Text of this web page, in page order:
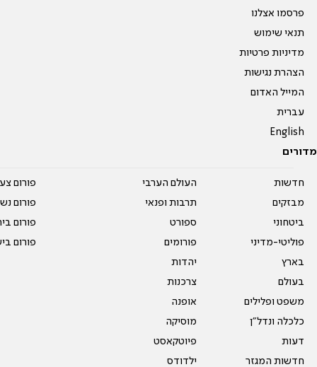
פרסמו אצלנו
תנאי שימוש
מדיניות פרטיות
הצהרת נגישות
המייל האדום
עברית
English
מדורים
חדשות
מבזקים
ביטחוני
פוליטי-מדיני
בארץ
בעולם
משפט ופלילים
כלכלה ונדל"ן
דעות
חדשות המגזר
העולם הערבי
תרבות ופנאי
ספורט
פורומים
יהדות
צרכנות
אופנה
מוסיקה
פיוטקאסט
ילדודס
פורום
פורום
פורום
פורום